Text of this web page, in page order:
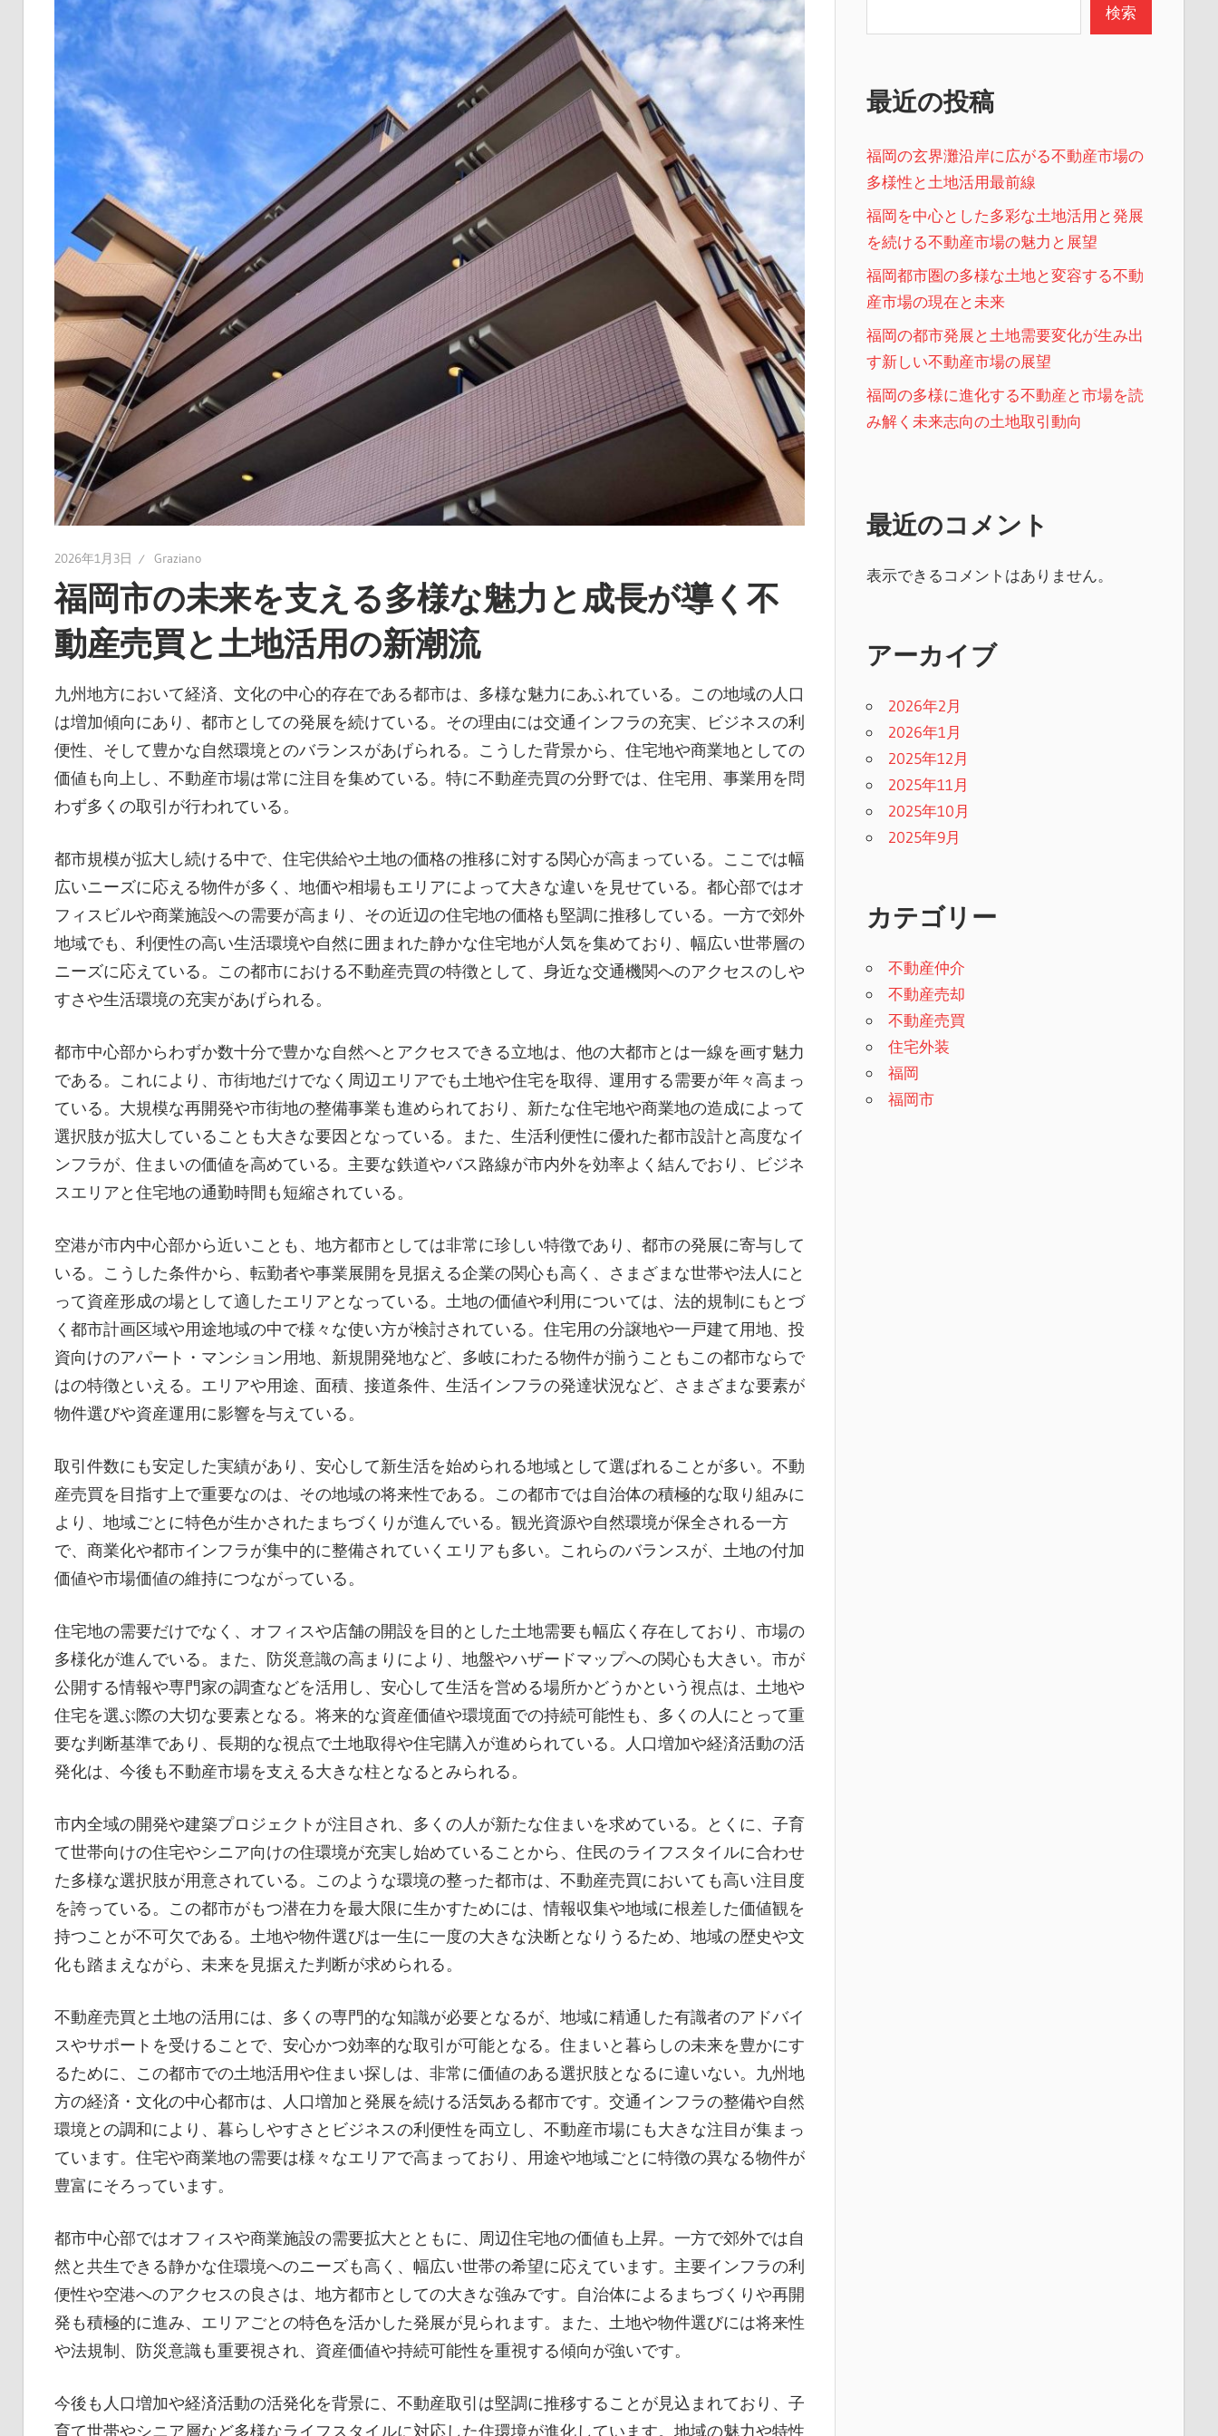
2026年1月3日 Graziano
福岡市の未来を支える多様な魅力と成長が導く不
動産売買と土地活用の新潮流
九州地方において経済、文化の中心的存在である都市は、多様な魅力にあふれている。
この地域の人口
は増加傾向にあり、都市としての発展を続けている。その理由には交通インフラの充実、ビジネスの利
便性、そして豊かな自然環境とのバランスがあげられる。こうした背景から、住宅地や商業地としての
価値も向上し、不動産市場は常に注目を集めている。特に不動産売買の分野では、住宅用、事業用を問
わず多くの取引が行われている。
都市規模が拡大し続ける中で、住宅供給や土地の価格の推移に対する関心が高まっている。ここでは幅
広いニーズに応える物件が多く、地価や相場もエリアによって大きな違いを見せている。都心部ではオ
フィスビルや商業施設への需要が高まり、その近辺の住宅地の価格も堅調に推移している。一方で郊外
地域でも、利便性の高い生活環境や自然に囲まれた静かな住宅地が人気を集めており、幅広い世帯層の
ニーズに応えている。この都市における不動産売買の特徴として、身近な交通機関へのアクセスのしや
すさや生活環境の充実があげられる。
都市中心部からわずか数十分で豊かな自然へとアクセスできる立地は、他の大都市とは一線を画す魅力
である。これにより、市街地だけでなく周辺エリアでも土地や住宅を取得、運用する需要が年々高まっ
ている。大規模な再開発や市街地の整備事業も進められており、新たな住宅地や商業地の造成によって
選択肢が拡大していることも大きな要因となっている。また、生活利便性に優れた都市設計と高度なイ
ンフラが、住まいの価値を高めている。主要な鉄道やバス路線が市内外を効率よく結んでおり、ビジネ
スエリアと住宅地の通勤時間も短縮されている。
空港が市内中心部から近いことも、地方都市としては非常に珍しい特徴であり、都市の発展に寄与して
いる。こうした条件から、転勤者や事業展開を見据える企業の関心も高く、さまざまな世帯や法人にと
って資産形成の場として適したエリアとなっている。土地の価値や利用については、法的規制にもとづ
く都市計画区域や用途地域の中で様々な使い方が検討されている。住宅用の分譲地や一戸建て用地、投
資向けのアパート・マンション用地、新規開発地など、多岐にわたる物件が揃うこともこの都市ならで
はの特徴といえる。エリアや用途、面積、接道条件、生活インフラの発達状況など、さまざまな要素が
物件選びや資産運用に影響を与えている。
取引件数にも安定した実績があり、安心して新生活を始められる地域として選ばれることが多い。不動
産売買を目指す上で重要なのは、その地域の将来性である。この都市では自治体の積極的な取り組みに
より、地域ごとに特色が生かされたまちづくりが進んでいる。観光資源や自然環境が保全される一方
で、商業化や都市インフラが集中的に整備されていくエリアも多い。これらのバランスが、土地の付加
価値や市場価値の維持につながっている。
住宅地の需要だけでなく、オフィスや店舗の開設を目的とした土地需要も幅広く存在しており、市場の
多様化が進んでいる。また、防災意識の高まりにより、地盤やハザードマップへの関心も大きい。市が
公開する情報や専門家の調査などを活用し、安心して生活を営める場所かどうかという視点は、土地や
住宅を選ぶ際の大切な要素となる。将来的な資産価値や環境面での持続可能性も、多くの人にとって重
要な判断基準であり、長期的な視点で土地取得や住宅購入が進められている。人口増加や経済活動の活
発化は、今後も不動産市場を支える大きな柱となるとみられる。
市内全域の開発や建築プロジェクトが注目され、多くの人が新たな住まいを求めている。とくに、子育
て世帯向けの住宅やシニア向けの住環境が充実し始めていることから、住民のライフスタイルに合わせ
た多様な選択肢が用意されている。このような環境の整った都市は、不動産売買においても高い注目度
を誇っている。この都市がもつ潜在力を最大限に生かすためには、情報収集や地域に根差した価値観を
持つことが不可欠である。土地や物件選びは一生に一度の大きな決断となりうるため、地域の歴史や文
化も踏まえながら、未来を見据えた判断が求められる。
不動産売買と土地の活用には、多くの専門的な知識が必要となるが、地域に精通した有識者のアドバイ
スやサポートを受けることで、安心かつ効率的な取引が可能となる。住まいと暮らしの未来を豊かにす
るために、この都市での土地活用や住まい探しは、非常に価値のある選択肢となるに違いない。九州地
方の経済・文化の中心都市は、人口増加と発展を続ける活気ある都市です。交通インフラの整備や自然
環境との調和により、暮らしやすさとビジネスの利便性を両立し、不動産市場にも大きな注目が集まっ
ています。住宅や商業地の需要は様々なエリアで高まっており、用途や地域ごとに特徴の異なる物件が
豊富にそろっています。
都市中心部ではオフィスや商業施設の需要拡大とともに、周辺住宅地の価値も上昇。一方で郊外では自
然と共生できる静かな住環境へのニーズも高く、幅広い世帯の希望に応えています。主要インフラの利
便性や空港へのアクセスの良さは、地方都市としての大きな強みです。自治体によるまちづくりや再開
発も積極的に進み、エリアごとの特色を活かした発展が見られます。また、土地や物件選びには将来性
や法規制、防災意識も重要視され、資産価値や持続可能性を重視する傾向が強いです。
今後も人口増加や経済活動の活発化を背景に、不動産取引は堅調に推移することが見込まれており、子
育て世帯やシニア層など多様なライフスタイルに対応した住環境が進化しています。地域の魅力や特性
検索
最近の投稿
福岡の玄界灘沿岸に広がる不動産市場の
多様性と土地活用最前線
福岡を中心とした多彩な土地活用と発展
を続ける不動産市場の魅力と展望
福岡都市圏の多様な土地と変容する不動
産市場の現在と未来
福岡の都市発展と土地需要変化が生み出
す新しい不動産市場の展望
福岡の多様に進化する不動産と市場を読
み解く未来志向の土地取引動向
最近のコメント
表示できるコメントはありません。
アーカイブ
2026年2月
2026年1月
2025年12月
2025年11月
2025年10月
2025年9月
カテゴリー
不動産仲介
不動産売却
不動産売買
住宅外装
福岡
福岡市